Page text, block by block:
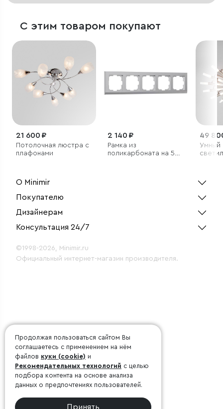
С этим товаром покупают
21 600 ₽
Потолочная люстра с
плафонами
2 140 ₽
Рамка из
поликарбоната на 5
49
Умный
О Minimir
Покупателю
Дизайнерам
Консультация 24/7
©1998-2026, Minimir.ru
Официальный интернет-магазин производителя.
Продолжая пользоваться сайтом Вы
соглашаетесь с применением на нём
файлов куки (cookie) и
Рекомендательных технологий с целью
подбора контента на основе анализа
данных о предпочтениях пользователей.
Принять